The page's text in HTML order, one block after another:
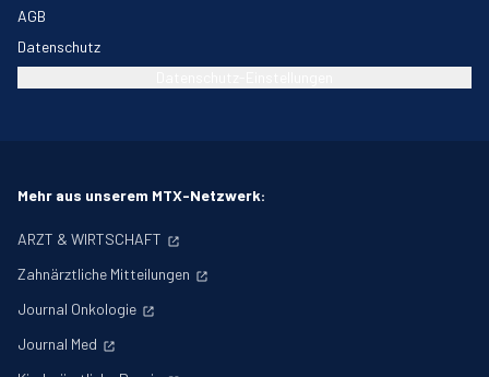
AGB
Datenschutz
Mehr aus unserem MTX-Netzwerk:
ARZT & WIRTSCHAFT
Zahnärztliche Mitteilungen
Journal Onkologie
Journal Med